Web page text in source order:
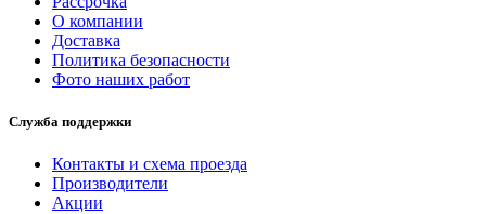
О компании
Доставка
Политика безопасности
Фото наших работ
Служба поддержки
Контакты и схема проезда
Производители
Акции